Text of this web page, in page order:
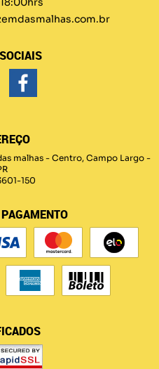
malhas - Centro, Campo Largo -
150